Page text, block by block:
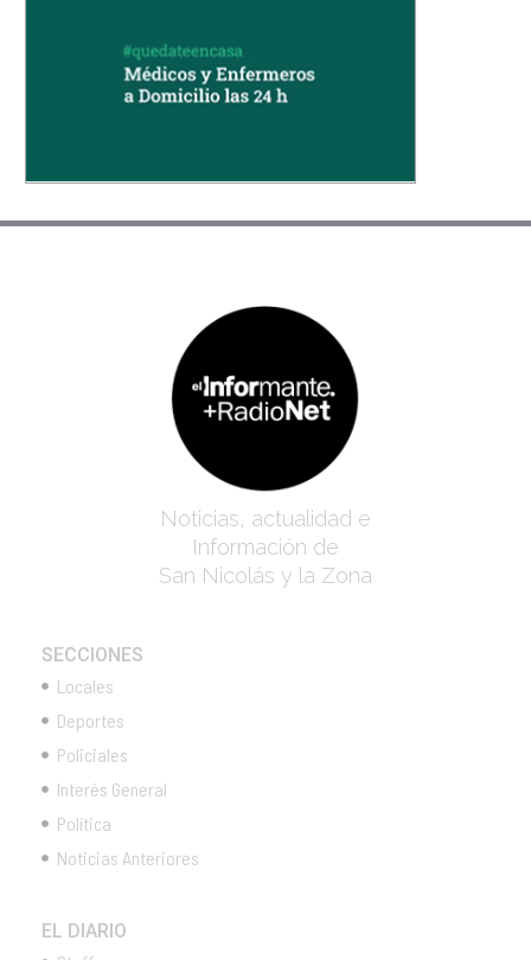
Noticias, actualidad e
Información de
San Nicolás y la Zona
SECCIONES
Locales
Deportes
Policiales
Interés General
Política
Noticias Anteriores
EL DIARIO